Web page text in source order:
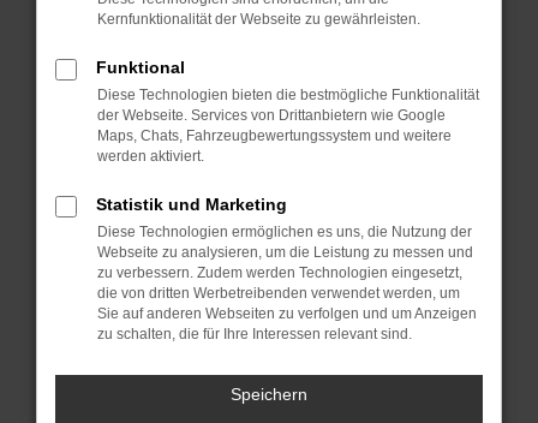
Hier sind ein paar Tipps, die dir helfen können:
Überprüfe deine Firewall und deine
Internetverbindung.
Laden andere Webseiten, zum Beispiel deine
Suchmaschine?
Manche Erweiterungen, wie Werbeblocker,
können das Laden bestimmter Seiten
verhindern. Funktioniert die Seite in einem
anderen Browser oder in einem privaten
Fenster?
Das kann manchmal helfen, vorübergehende
Probleme zu beheben.
Kernfunktionalität der Webseite zu gewährleisten.
Funktional
Diese Technologien bieten die bestmögliche Funktionalität
der Webseite. Services von Drittanbietern wie Google
Maps, Chats, Fahrzeugbewertungssystem und weitere
werden aktiviert.
Statistik und Marketing
Diese Technologien ermöglichen es uns, die Nutzung der
Webseite zu analysieren, um die Leistung zu messen und
zu verbessern. Zudem werden Technologien eingesetzt,
die von dritten Werbetreibenden verwendet werden, um
Sie auf anderen Webseiten zu verfolgen und um Anzeigen
zu schalten, die für Ihre Interessen relevant sind.
Speichern